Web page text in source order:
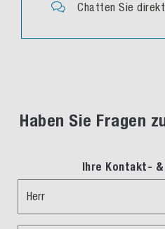
Chatten Sie
Haben Sie Fragen
Ihre Kontakt-